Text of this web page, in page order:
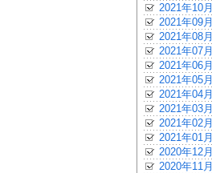
2021年10月
2021年09月
2021年08月
2021年07月
2021年06月
2021年05月
2021年04月
2021年03月
2021年02月
2021年01月
2020年12月
2020年11月